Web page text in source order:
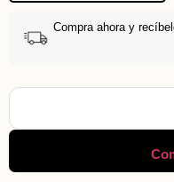
Compra ahora y